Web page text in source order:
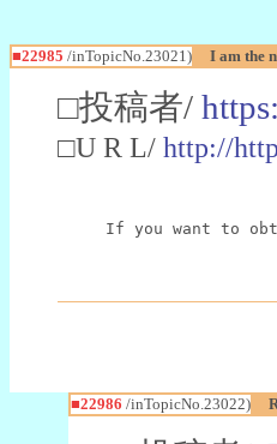
■22985 /inTopicNo.23021) I am the
□投稿者/
□U R L/ http://
If you want to
■22986 /inTopicNo.23022)